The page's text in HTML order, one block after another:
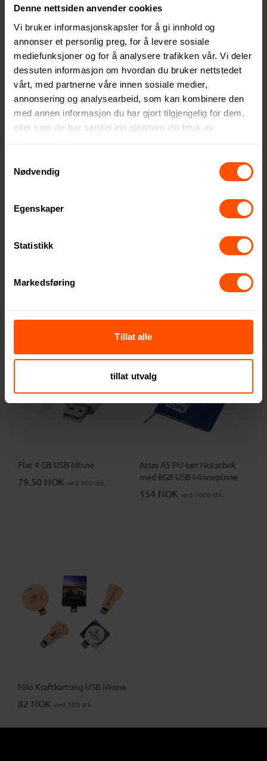
Denne nettsiden anvender cookies
Vi bruker informasjonskapsler for å gi innhold og
annonser et personlig preg, for å levere sosiale
mediefunksjoner og for å analysere trafikken vår. Vi deler
dessuten informasjon om hvordan du bruker nettstedet
vårt, med partnerne våre innen sosiale medier,
annonsering og analysearbeid, som kan kombinere den
med annen informasjon du har gjort tilgjengelig for dem,
eller som de har samlet inn gjennom din bruk av
Nødvendig
Egenskaper
Statistikk
Markedsføring
Tillat alle
tillat utvalg
USB-A 3.0 USB Minne
199 NOK ved 100 stk.
Rotate 4 GB Bambus USB
Minne
81.50 NOK ved 100 stk.
Rotate 8 GB Bambus USB
Rotate 16 GB Bambus USB
Flat 4 GB USB Minne
79.50 NOK ved 100 stk.
Atlas A5 PU-lær Notatbok
med 8GB USB Minnepinne
154 NOK ved 1000 stk.
Nilo Kraftkartong USB Minne
82 NOK ved 500 stk.